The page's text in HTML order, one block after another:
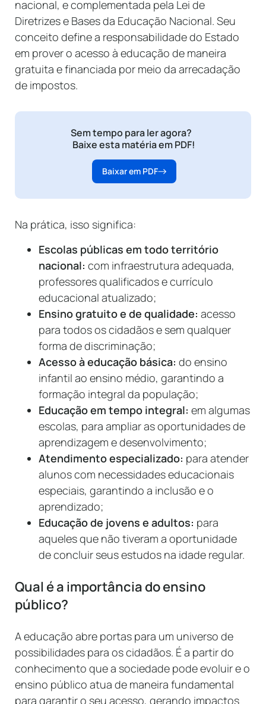
nacional, e complementada pela Lei de
Diretrizes e Bases da Educação Nacional. Seu
conceito define a responsabilidade do Estado
em prover o acesso à educação de maneira
gratuita e financiada por meio da arrecadação
de impostos.
Sem tempo para ler agora?
Baixe esta matéria em PDF!
Baixar em PDF
Na prática, isso significa:
Escolas públicas em todo território
nacional: com infraestrutura adequada,
professores qualificados e currículo
educacional atualizado;
Ensino gratuito e de qualidade: acesso
para todos os cidadãos e sem qualquer
forma de discriminação;
Acesso à educação básica: do ensino
infantil ao ensino médio, garantindo a
formação integral da população;
Educação em tempo integral: em algumas
escolas, para ampliar as oportunidades de
aprendizagem e desenvolvimento;
Atendimento especializado: para atender
alunos com necessidades educacionais
especiais, garantindo a inclusão e o
aprendizado;
Educação de jovens e adultos: para
aqueles que não tiveram a oportunidade
de concluir seus estudos na idade regular.
Qual é a importância do ensino
público?
A educação abre portas para um universo de
possibilidades para os cidadãos. É a partir do
conhecimento que a sociedade pode evoluir e o
ensino público atua de maneira fundamental
para garantir o seu acesso, gerando impactos